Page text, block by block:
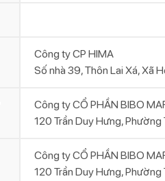
Công ty CP HIMA
Số nhà 39, Thôn Lai Xá, Xã
Công ty CỔ PHẦN BIBO
120 Trần Duy Hưng, Phường
Công ty CỔ PHẦN BIBO
120 Trần Duy Hưng, Phường